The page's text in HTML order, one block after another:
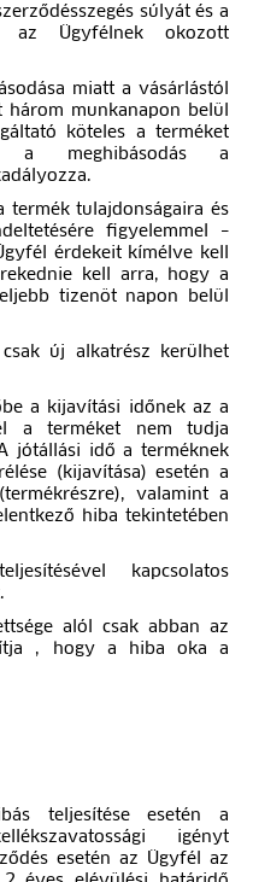
súlyát és a
az Ügyfélnek okozott
miatt a vásárlástól
munkanapon belül
köteles a terméket
a meghibásodás a
termék tulajdonságaira és
figyelemmel –
érdekeit kímélve kell
kell arra, hogy a
tizenöt napon belül
új alkatrész kerülhet
a kijavítási időnek az a
a terméket nem tudja
jótállási idő a terméknek
(kijavítása) esetén a
valamint a
hiba tekintetében
kapcsolatos
alól csak abban az
, hogy a hiba oka a
teljesítése esetén a
igényt
esetén az Ügyfél az